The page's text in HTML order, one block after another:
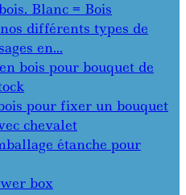
Blanc = Bois
différents types de
en…
bois pour bouquet de
pour fixer un bouquet
chevalet
étanche pour
box